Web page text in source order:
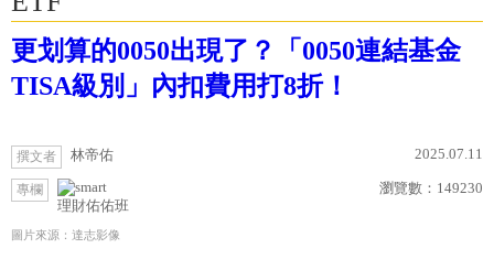
更划算的0050出現了？「0050連結基金
TISA級別」內扣費用打8折！
撰文者 林帝佑 2025.07.11
專欄
理財佑佑班
瀏覽數： 149230
圖片來源：達志影像